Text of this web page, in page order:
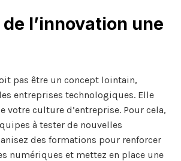
l’innovation une
pas être un concept lointain,
entreprises technologiques. Elle
votre culture d’entreprise. Pour cela,
à tester de nouvelles
des formations pour renforcer
numériques et mettez en place une